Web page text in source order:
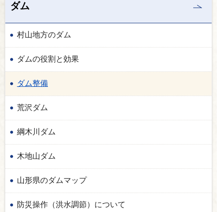
ダム
村山地方のダム
ダムの役割と効果
ダム整備
荒沢ダム
綱木川ダム
木地山ダム
山形県のダムマップ
防災操作（洪水調節）について